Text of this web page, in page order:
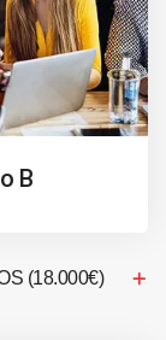
B
(18.000€)